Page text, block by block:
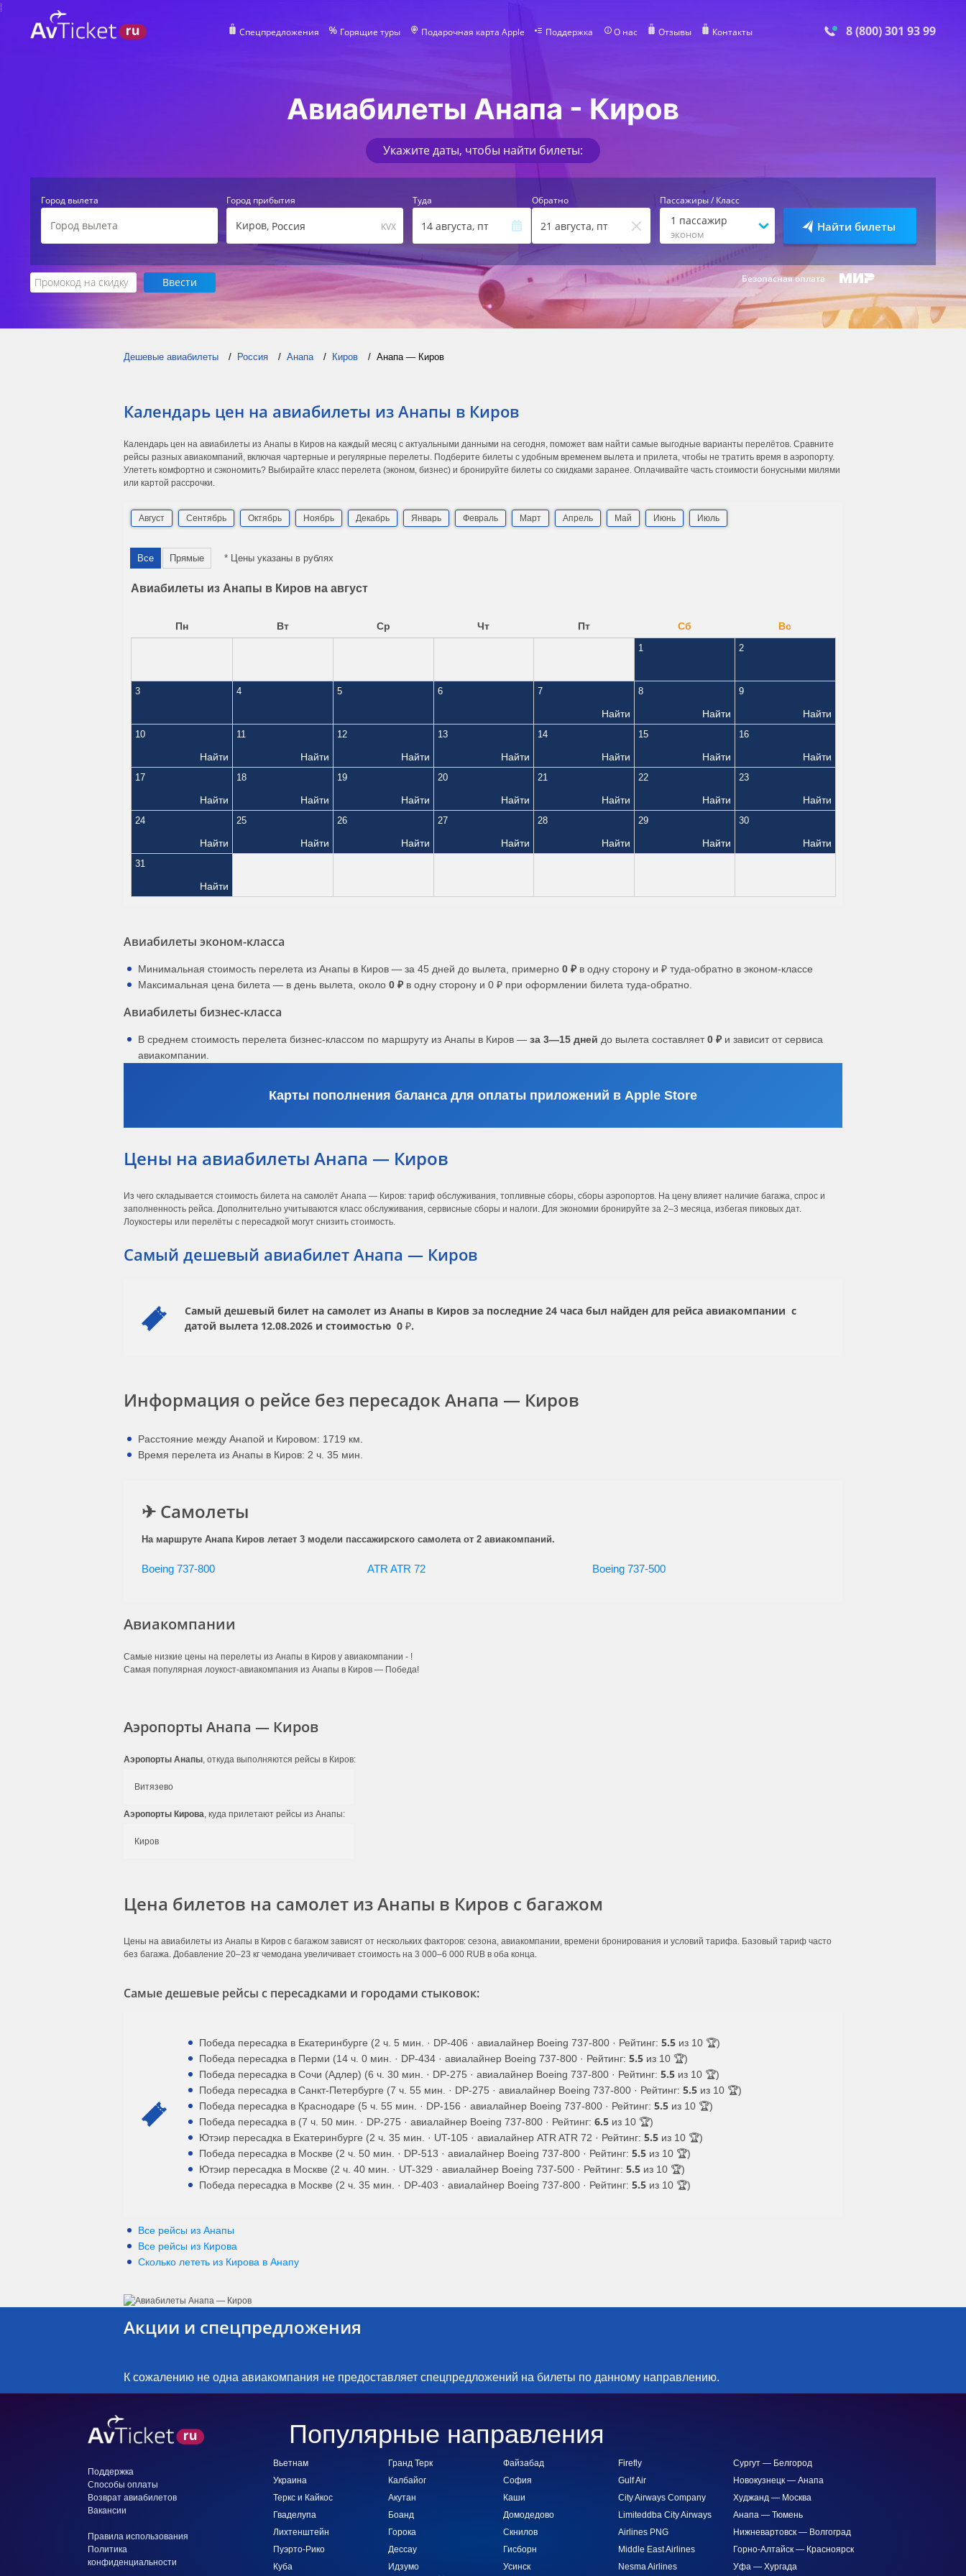
Спецпредложения Горящие туры Подарочная карта Apple Поддержка О нас Отзывы Контакты 8 (800) 301 93 99
Авиабилеты Анапа - Киров
Укажите даты, чтобы найти билеты:
Город вылета Город прибытия
Киров, Россия KVX
Туда
14 августа, пт
Обратно
21 августа, пт
Пассажиры / Класс
1 пассажир
эконом
Найти билеты
Безопасная оплата
Дешевые авиабилеты Россия Анапа Киров Анапа — Киров
Календарь цен на авиабилеты из Анапы в Киров
Календарь цен на авиабилеты из Анапы в Киров на каждый месяц с актуальными данными на сегодня, поможет вам найти самые выгодные варианты перелётов. Сравните
рейсы разных авиакомпаний, включая чартерные и регулярные перелеты. Подберите билеты с удобным временем вылета и прилета, чтобы не тратить время в аэропорту.
Улететь комфортно и сэкономить? Выбирайте класс перелета (эконом, бизнес) и бронируйте билеты со скидками заранее. Оплачивайте часть стоимости бонусными милями
или картой рассрочки.
Август Сентябрь Октябрь Ноябрь Декабрь Январь Февраль Март Апрель Май Июнь Июль
Все Прямые * Цены указаны в рублях
Авиабилеты из Анапы в Киров на август
Пн Вт Ср Чт Пт Сб Вс
1 2
3 4 5 6 7
Найти
8
Найти
9
Найти
10
Найти
11
Найти
12
Найти
13
Найти
14
Найти
15
Найти
16
Найти
17
Найти
18
Найти
19
Найти
20
Найти
21
Найти
22
Найти
23
Найти
24
Найти
25
Найти
26
Найти
27
Найти
28
Найти
29
Найти
30
Найти
31
Найти
Авиабилеты эконом-класса
Минимальная стоимость перелета из Анапы в Киров — за 45 дней до вылета, примерно 0 ₽ в одну сторону и ₽ туда-обратно в эконом-классе
Максимальная цена билета — в день вылета, около 0 ₽ в одну сторону и 0 ₽ при оформлении билета туда-обратно.
Авиабилеты бизнес-класса
В среднем стоимость перелета бизнес-классом по маршруту из Анапы в Киров — за 3—15 дней до вылета составляет0 ₽ и зависит от сервиса
авиакомпании.
Карты пополнения баланса для оплаты приложений в Apple Store
Цены на авиабилеты Анапа — Киров
Из чего складывается стоимость билета на самолёт Анапа — Киров: тариф обслуживания, топливные сборы, сборы аэропортов. На цену влияет наличие багажа, спрос и
заполненность рейса. Дополнительно учитываются класс обслуживания, сервисные сборы и налоги. Для экономии бронируйте за 2–3 месяца, избегая пиковых дат.
Лоукостеры или перелёты с пересадкой могут снизить стоимость.
Самый дешевый авиабилет Анапа — Киров
Самый дешевый билет на самолет из Анапы в Киров за последние 24 часа был найден для рейса авиакомпании с
датой вылета 12.08.2026 и стоимостью 0 ₽.
Информация о рейсе без пересадок Анапа — Киров
Расстояние между Анапой и Кировом: 1719 км.
Время перелета из Анапы в Киров: 2 ч. 35 мин.
✈ Самолеты
На маршруте Анапа Киров летает 3 модели пассажирского самолета от 2 авиакомпаний.
Boeing 737-800 ATR ATR 72 Boeing 737-500
Авиакомпании
Самые низкие цены на перелеты из Анапы в Киров у авиакомпании - !
Самая популярная лоукост-авиакомпания из Анапы в Киров — Победа!
Аэропорты Анапа — Киров
Аэропорты Анапы, откуда выполняются рейсы в Киров:
Витязево
Аэропорты Кирова, куда прилетают рейсы из Анапы:
Киров
Цена билетов на самолет из Анапы в Киров с багажом
Цены на авиабилеты из Анапы в Киров с багажом зависят от нескольких факторов: сезона, авиакомпании, времени бронирования и условий тарифа. Базовый тариф часто
без багажа. Добавление 20–23 кг чемодана увеличивает стоимость на 3 000–6 000 RUB в оба конца.
Самые дешевые рейсы с пересадками и городами стыковок:
Победа пересадка в Екатеринбурге (2 ч. 5 мин. · DP-406 · авиалайнер Boeing 737-800 · Рейтинг: 5.5 из 10 🏆)
Победа пересадка в Перми (14 ч. 0 мин. · DP-434 · авиалайнер Boeing 737-800 · Рейтинг: 5.5 из 10 🏆)
Победа пересадка в Сочи (Адлер) (6 ч. 30 мин. · DP-275 · авиалайнер Boeing 737-800 · Рейтинг: 5.5 из 10 🏆)
Победа пересадка в Санкт-Петербурге (7 ч. 55 мин. · DP-275 · авиалайнер Boeing 737-800 · Рейтинг: 5.5 из 10 🏆)
Победа пересадка в Краснодаре (5 ч. 55 мин. · DP-156 · авиалайнер Boeing 737-800 · Рейтинг: 5.5 из 10 🏆)
Победа пересадка в (7 ч. 50 мин. · DP-275 · авиалайнер Boeing 737-800 · Рейтинг: 6.5 из 10 🏆)
Ютэир пересадка в Екатеринбурге (2 ч. 35 мин. · UT-105 · авиалайнер ATR ATR 72 · Рейтинг: 5.5 из 10 🏆)
Победа пересадка в Москве (2 ч. 50 мин. · DP-513 · авиалайнер Boeing 737-800 · Рейтинг: 5.5 из 10 🏆)
Ютэир пересадка в Москве (2 ч. 40 мин. · UT-329 · авиалайнер Boeing 737-500 · Рейтинг: 5.5 из 10 🏆)
Победа пересадка в Москве (2 ч. 35 мин. · DP-403 · авиалайнер Boeing 737-800 · Рейтинг: 5.5 из 10 🏆)
Все рейсы из Анапы
Все рейсы из Кирова
Сколько лететь из Кирова в Анапу
Акции и спецпредложения
К сожалению не одна авиакомпания не предоставляет спецпредложений на билеты по данному направлению.
Популярные направления
Вьетнам
Украина
Теркс и Кайкос
Гваделупа
Лихтенштейн
Пуэрто-Рико
Куба
Гранд Терк
Калбайог
Акутан
Боанд
Горока
Дессау
Идзумо
Файзабад
София
Каши
Домодедово
Скнилов
Гисборн
Усинск
Firefly
Gulf Air
City Airways Company
Limiteddba City Airways
Airlines PNG
Middle East Airlines
Nesma Airlines
Сургут — Белгород
Новокузнецк — Анапа
Худжанд — Москва
Анапа — Тюмень
Нижневартовск — Волгоград
Горно-Алтайск — Красноярск
Уфа — Хургада
Поддержка
Способы оплаты
Возврат авиабилетов
Вакансии
Правила использования
Политика
конфиденциальности